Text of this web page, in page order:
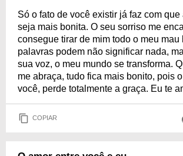
Só o fato de você existir já faz com que
seja mais bonita. O seu sorriso me
consegue tirar de mim todo o meu mau
palavras podem não significar nada,
sua voz, o meu mundo se transforma.
me abraça, tudo fica mais bonito, pois
você, perde totalmente a graça. Eu te
COPIAR